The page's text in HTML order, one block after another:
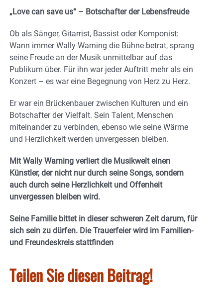
„Love can save us“ – Botschafter der Lebensfreude
Ob als Sänger, Gitarrist, Bassist oder Komponist:
Wann immer Wally Warning die Bühne betrat, sprang
seine Freude an der Musik unmittelbar auf das
Publikum über. Für ihn war jeder Auftritt mehr als ein
Konzert – es war eine Begegnung von Herz zu Herz.
Er war ein Brückenbauer zwischen Kulturen und ein
Botschafter der Vielfalt. Sein Talent, Menschen
miteinander zu verbinden, ebenso wie seine Wärme
und Herzlichkeit werden unvergessen bleiben.
Mit Wally Warning verliert die Musikwelt einen
Künstler, der nicht nur durch seine Songs, sondern
auch durch seine Herzlichkeit und Offenheit
unvergessen bleiben wird.
Seine Familie bittet in dieser schweren Zeit darum, für
sich sein zu dürfen. Die Trauerfeier wird im Familien-
und Freundeskreis stattfinden
Teilen Sie diesen Beitrag!